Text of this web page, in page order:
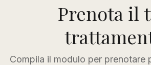
Prenota il
Compila il modulo per prenotare